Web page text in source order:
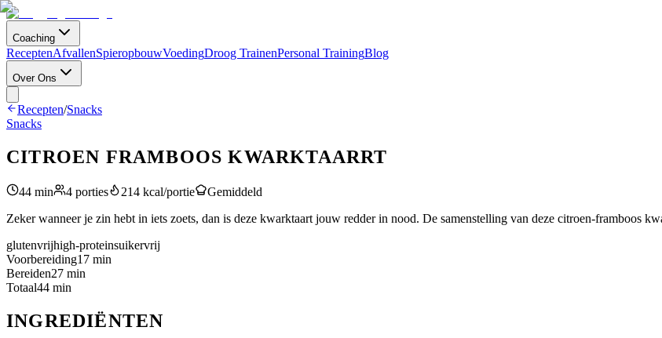
Coaching
ReceptenAfvallenSpieropbouwVoedingDroog TrainenPersonal TrainingBlog
Over Ons
Recepten/Snacks
Snacks
CITROEN FRAMBOOS KWARKTAARRT
44 min 4 porties 214 kcal/portie
Gemiddeld
Zeker wanneer je zin hebt in iets zoets, dan is deze kwarktaart jouw redder in nood. De samenstelling van deze citroen-framboos
glutenvrijhigh-proteinsuikervrij
Voorbereiding17 min
Bereiden27 min
Totaal44 min
INGREDIËNTEN